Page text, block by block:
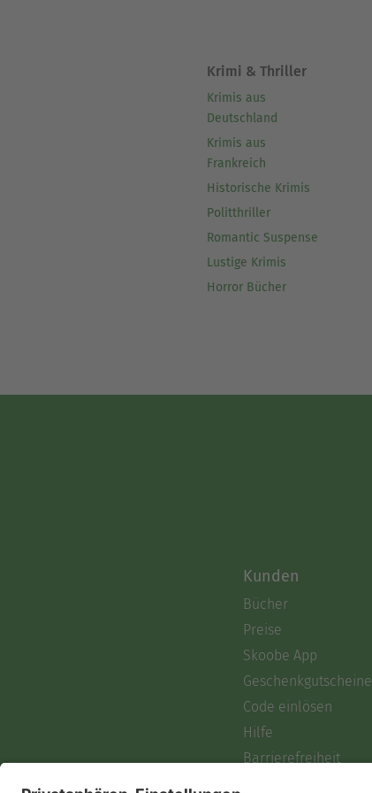
Krimi & Thriller
Krimis aus
Deutschland
Krimis aus
Frankreich
Historische Krimis
Politthriller
Romantic Suspense
Lustige Krimis
Horror Bücher
Kunden
Bücher
Preise
Skoobe App
Geschenkgutscheine
Code einlösen
Hilfe
Barrierefreiheit